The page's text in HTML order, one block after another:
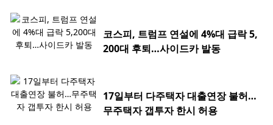
코스피, 트럼프 연설에 4%대 급락 5,
200대 후퇴…사이드카 발동
17일부터 다주택자 대출연장 불허…
무주택자 갭투자 한시 허용